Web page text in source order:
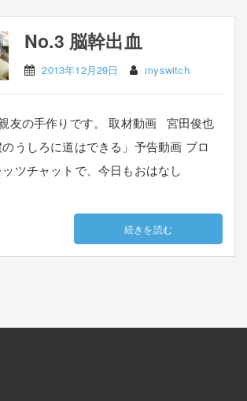
No.3 脳幹出血
2013年12月29日 myswitch
友の手作りです。 取材動画 宮田俊也
うしろに道はできる」予告動画 ブロ
ツチャットで、今日もおはなし
続きを読む